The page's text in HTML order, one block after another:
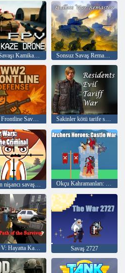
FPV Savaşı Kamikaze Drone Sonsuz Savaş Remaster
WW2 Frontline Savunma Sakinler kötü tarife savaşı
Keskin nişancı savaşları: suçluyu bulun Okçu Kahramanları: Kale Savaşı
Savaş V: Hayatta Kalanın Yolu Savaş 2727